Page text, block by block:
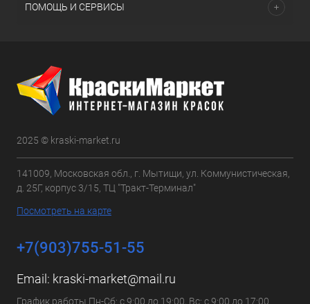
ПОМОЩЬ И СЕРВИСЫ
2025 © kraski-market.ru
141009, Московская обл., г. Мытищи, ул. Коммунистическая,
д. 25Г, корпус 3/15, ТЦ "Тракт-Терминал"
Посмотреть на карте
+7(903)755-51-55
Email: kraski-market@mail.ru
График работы Пн-Сб: с 9:00 до 19:00, Вс: с 9:00 до 17:00